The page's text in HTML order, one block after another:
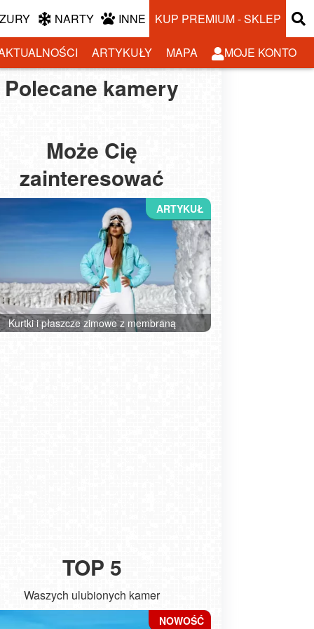
NARTY INNE KUP PREMIUM - SKLEP
ARTYKUŁY MAPA MOJE KONTO
Polecane kamery
ski - widok na
Laskowa-ski - widok z
dolnej stacji
- SKI górna
Kasina SKI - widok na
Może Cię
zainteresować
Kurtki i płaszcze zimowe z membraną
TOP 5
Waszych ulubionych kamer